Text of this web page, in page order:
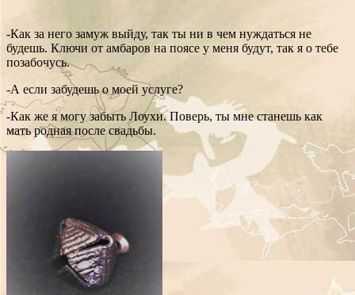
-Как за него замуж выйду, так ты ни в чем нуждаться не
будешь. Ключи от амбаров на поясе у меня будут, так я о тебе
позабочусь.
-А если забудешь о моей услуге?
-Как же я могу забыть Лоухи. Поверь, ты мне станешь как
мать родная после свадьбы.